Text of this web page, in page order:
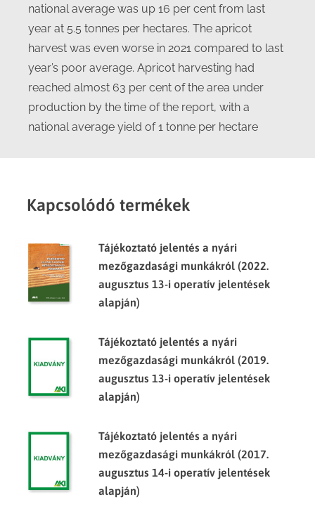
national average was up 16 per cent from last
year at 5.5 tonnes per hectares. The apricot
harvest was even worse in 2021 compared to last
year’s poor average. Apricot harvesting had
reached almost 63 per cent of the area under
production by the time of the report, with a
national average yield of 1 tonne per hectare
Kapcsolódó termékek
Tájékoztató jelentés a nyári
mezőgazdasági munkákról (2022.
augusztus 13-i operatív jelentések
alapján)
Tájékoztató jelentés a nyári
mezőgazdasági munkákról (2019.
augusztus 13-i operatív jelentések
alapján)
Tájékoztató jelentés a nyári
mezőgazdasági munkákról (2017.
augusztus 14-i operatív jelentések
alapján)